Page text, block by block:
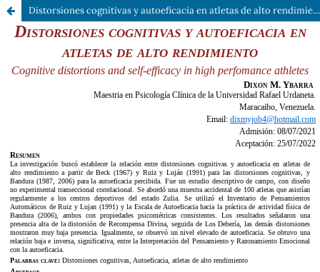
Distorsiones cognitivas y autoeficacia en atletas de alto rendimiento